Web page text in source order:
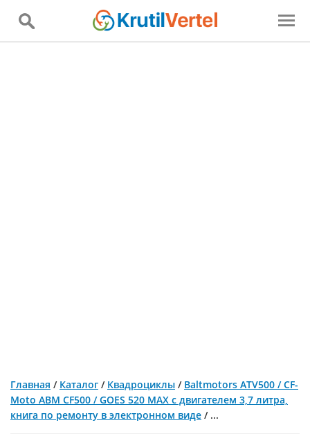
Главная / Каталог / Квадроциклы / Baltmotors ATV500 / CF-
Moto ABM CF500 / GOES 520 MAX c двигателем 3,7 литра,
книга по ремонту в электронном виде / ...